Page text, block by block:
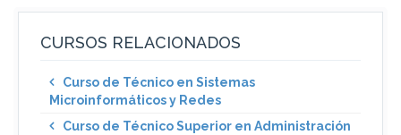
CURSOS RELACIONADOS
Curso de Técnico en Sistemas
Microinformáticos y Redes
Curso de Técnico Superior en Administración